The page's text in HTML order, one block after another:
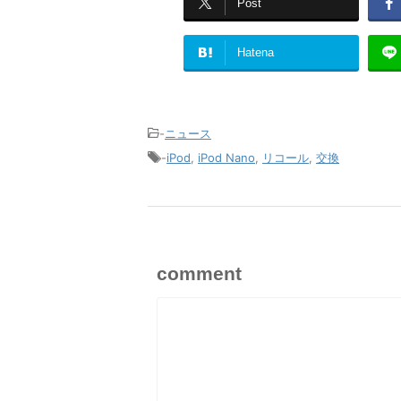
Post
Hatena
-ニュース
-iPod iPod Nano リコール 交換
comment